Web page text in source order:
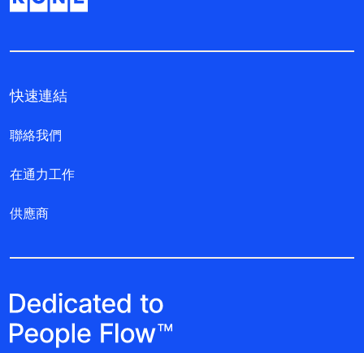
快速連結
聯絡我們
在通力工作
供應商